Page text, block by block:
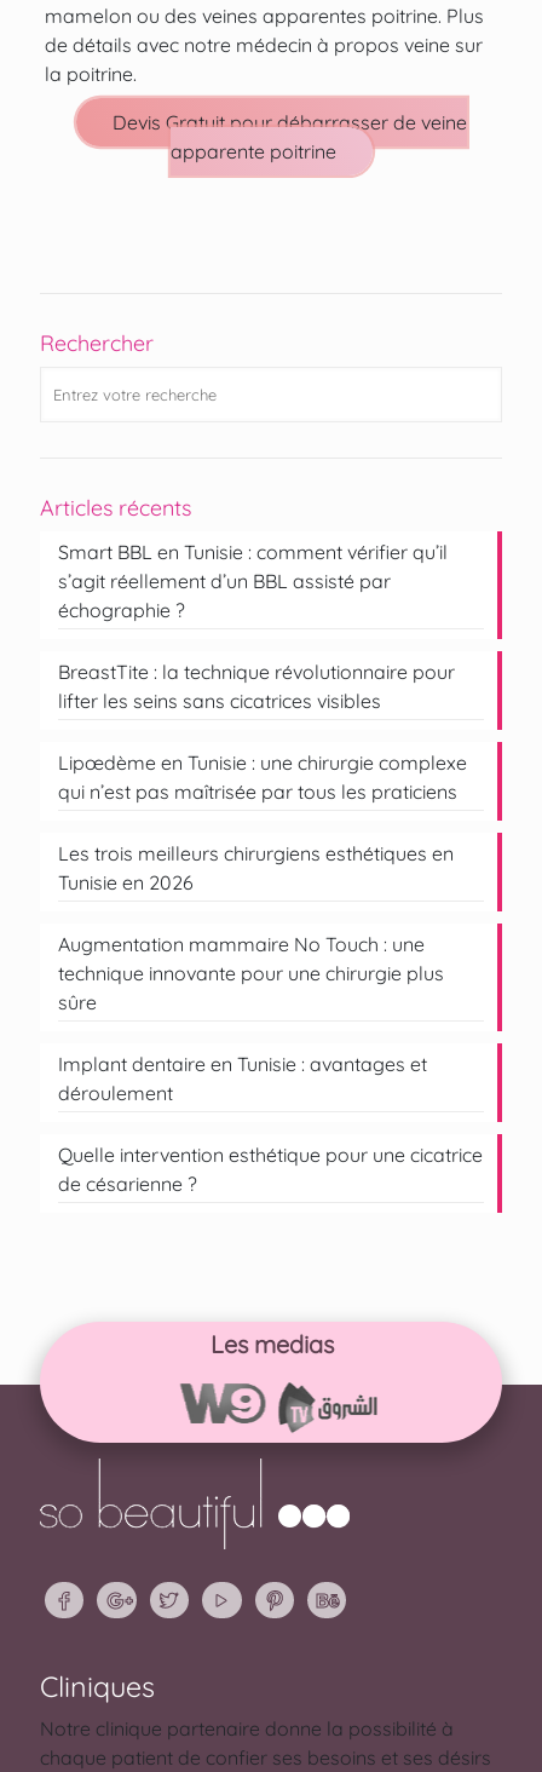
mamelon ou des veines apparentes poitrine. Plus
de détails avec notre médecin à propos veine sur
la poitrine.
Devis Gratuit pour débarrasser de veine
apparente poitrine
Rechercher
Articles récents
Smart BBL en Tunisie : comment vérifier qu’il
s’agit réellement d’un BBL assisté par
échographie ?
BreastTite : la technique révolutionnaire pour
lifter les seins sans cicatrices visibles
Lipœdème en Tunisie : une chirurgie complexe
qui n’est pas maîtrisée par tous les praticiens
Les trois meilleurs chirurgiens esthétiques en
Tunisie en 2026
Augmentation mammaire No Touch : une
technique innovante pour une chirurgie plus
sûre
Implant dentaire en Tunisie : avantages et
déroulement
Quelle intervention esthétique pour une cicatrice
de césarienne ?
Les medias
Cliniques
Notre clinique partenaire donne la possibilité à
chaque patient de confier ses besoins et ses désirs